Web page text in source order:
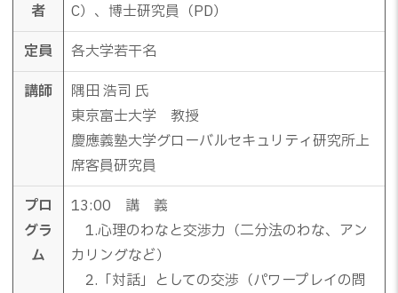
者
C）、博士研究員（PD）
定員
各大学若干名
講師
隅田 浩司 氏
東京富士大学 教授
慶應義塾大学グローバルセキュリティ研究所上
席客員研究員
プロ
グラ
ム
13:00 講 義
1.心理のわなと交渉力（二分法のわな、アン
カリングなど）
2.「対話」としての交渉（パワープレイの問